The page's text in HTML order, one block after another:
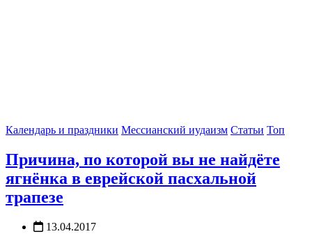
Календарь и праздники Мессианский иудаизм Статьи Топ
Причина, по которой вы не найдёте
ягнёнка в еврейской пасхальной
трапезе
13.04.2017